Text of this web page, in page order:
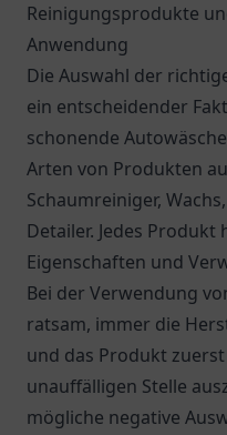
Reinigungsprodukte
Anwendung
Die Auswahl der
ein entscheidender
schonende
Arten von Produkten
Schaumreiniger,
Detailer. Jedes Produkt
Eigenschaften und
Bei der Verwendung
ratsam, immer die
und das Produkt
unauffälligen Stelle
mögliche negative